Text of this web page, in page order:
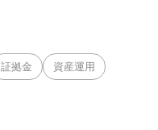
証拠金 資産運用